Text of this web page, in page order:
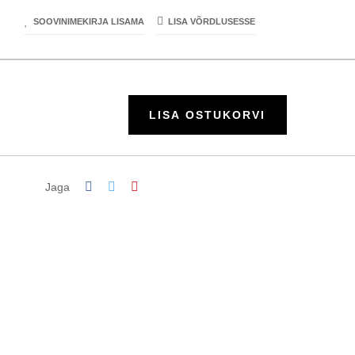
SOOVINIMEKIRJA LISAMA LISA VÕRDLUSESSE
LISA OSTUKORVI
Jaga